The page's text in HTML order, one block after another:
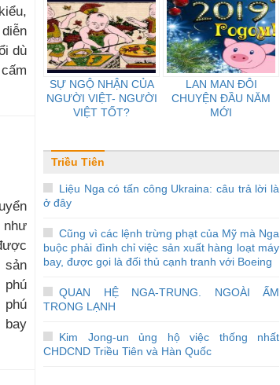
dù
như
sản
phú
phú
bay
SỰ NGỘ NHẬN CỦA
NGƯỜI VIỆT- NGƯỜI
VIỆT TỐT?
LAN MAN ĐÔI
CHUYỆN ĐẦU NĂM
MỚI
Triều Tiên
Liệu Nga có tấn công Ukraina: câu trả lời là
ở đây
Cũng vì các lệnh trừng phạt của Mỹ mà Nga
buộc phải đình chỉ việc sản xuất hàng loạt máy
bay, được gọi là đối thủ cạnh tranh với Boeing
QUAN HỆ NGA-TRUNG. NGOÀI ẤM
TRONG LẠNH
Kim Jong-un ủng hộ việc thống nhất
CHDCND Triều Tiên và Hàn Quốc